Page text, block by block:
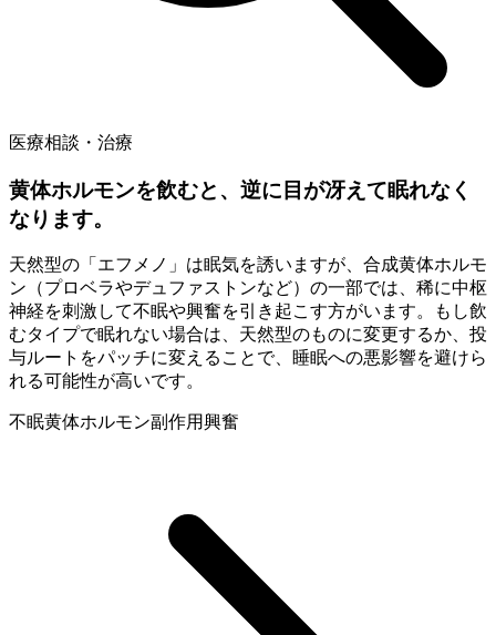
医療相談・治療
黄体ホルモンを飲むと、逆に目が冴えて眠れなく
なります。
天然型の「エフメノ」は眠気を誘いますが、合成黄体ホルモ
ン（プロベラやデュファストンなど）の一部では、稀に中枢
神経を刺激して不眠や興奮を引き起こす方がいます。もし飲
むタイプで眠れない場合は、天然型のものに変更するか、投
与ルートをパッチに変えることで、睡眠への悪影響を避けら
れる可能性が高いです。
不眠黄体ホルモン副作用興奮